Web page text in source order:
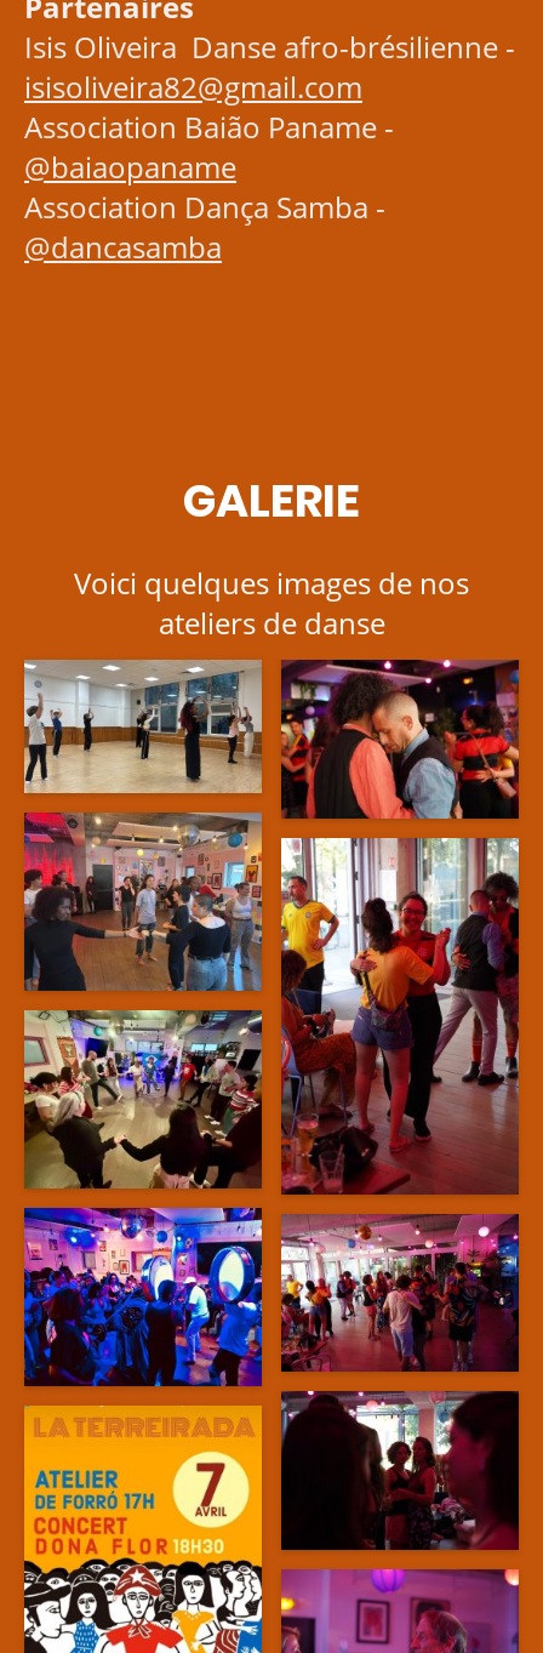
Isis Oliveira Danse afro-brésilienne -
isisoliveira82@gmail.com
Association Baião Paname -
@baiaopaname
Association Dança Samba -
@dancasamba
GALERIE
Voici quelques images de nos
ateliers de danse